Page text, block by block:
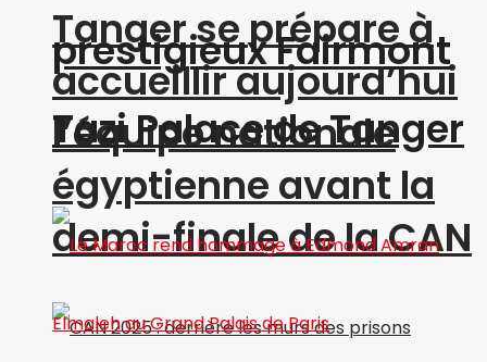
Tanger se prépare à
accueillir aujourd’hui
l’équipe nationale
égyptienne avant la
demi-finale de la CAN
prestigieux Fairmont
Tazi Palace de Tanger